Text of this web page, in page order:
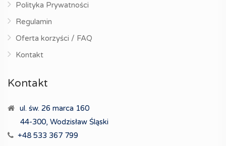
Polityka Prywatności
Regulamin
Oferta korzyści / FAQ
Kontakt
Kontakt
ul. św. 26 marca 160
44-300, Wodzisław Śląski
+48 533 367 799